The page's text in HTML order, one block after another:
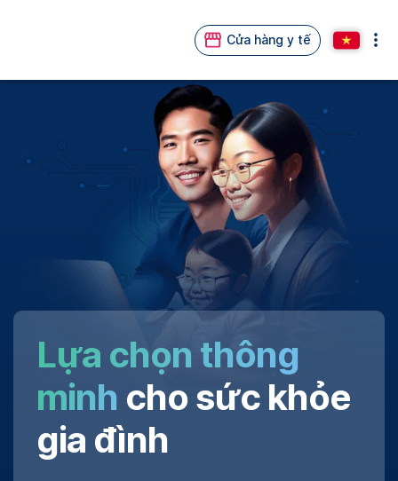
Cửa hàng y tế
Lựa chọn thông
minh cho sức khỏe
gia đình